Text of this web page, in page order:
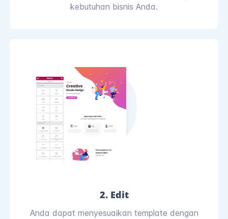
kebutuhan bisnis Anda.
2. Edit
Anda dapat menyesuaikan template dengan